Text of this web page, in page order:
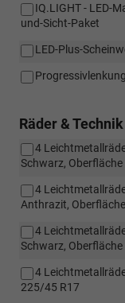
IQ.LIGHT - LED-
und-Sicht-Paket
LED-Plus-
Progressivlenkung
Räder & Technik
4
Schwarz,
4
Anthrazit,
4
Schwarz,
4
225/45 R17